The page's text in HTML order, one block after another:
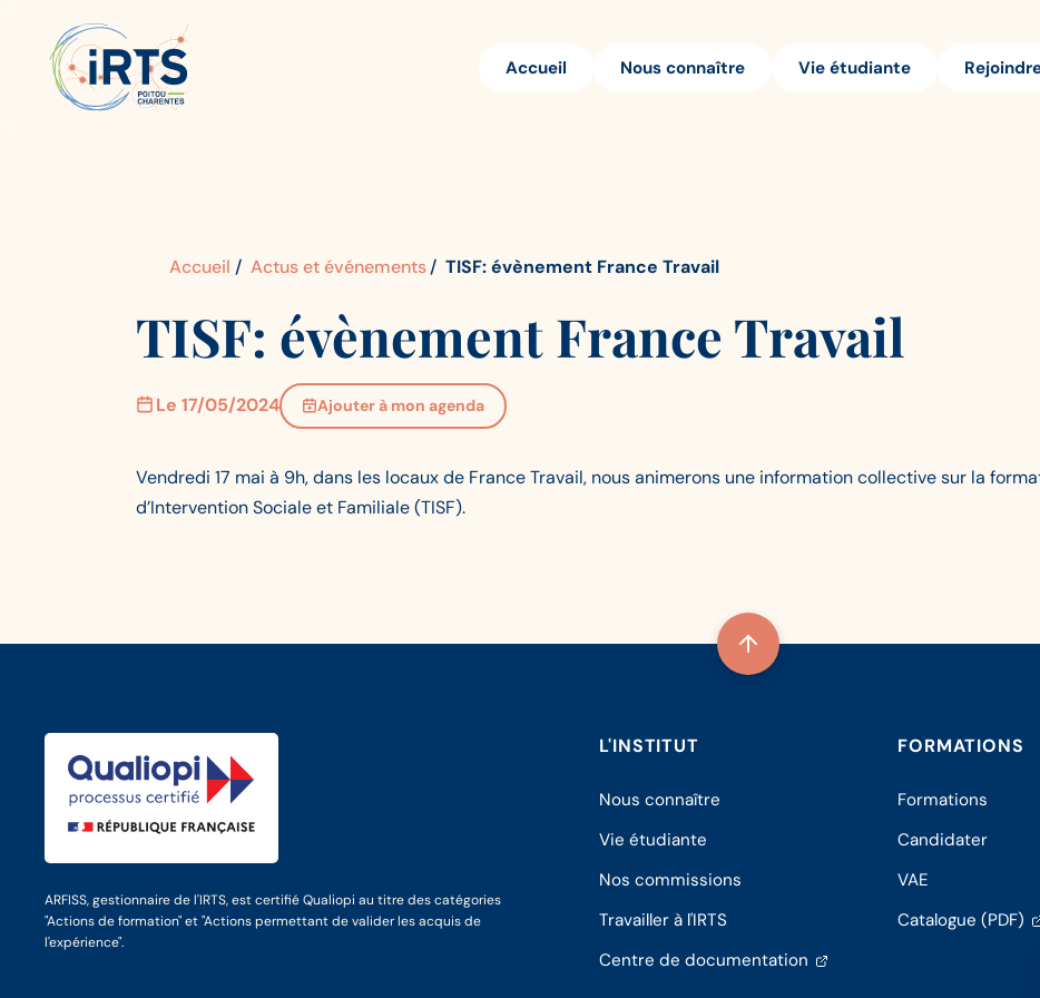
contenu
principal
Poitou-
Charentes
Accueil Nous connaître Vie étudiante
Accueil Actus et événements TISF: évènement France Travail
TISF: évènement France Travail
Le 17/05/2024 Ajouter à mon agenda
Vendredi 17 mai à 9h, dans les locaux de France Travail, nous animerons une information collective sur la
d’Intervention Sociale et Familiale (TISF).
ARFISS, gestionnaire de l'IRTS, est certifié Qualiopi au titre des catégories
"Actions de formation" et "Actions permettant de valider les acquis de
l'expérience".
L'INSTITUT
Nous connaître
Vie étudiante
Nos commissions
Travailler à l'IRTS
Centre de documentation(s'ouvre
FORMATIONS
Formations
Candidater
VAE
Catalogue (PDF)